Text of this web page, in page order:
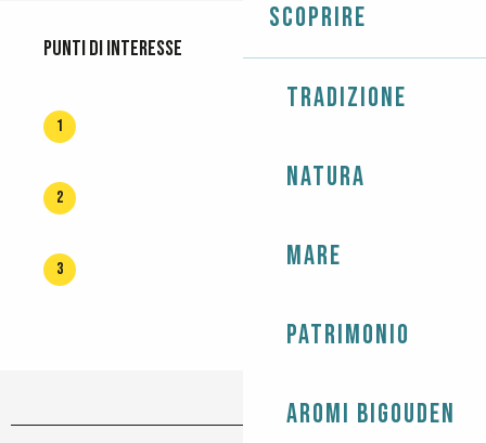
Scoprire
Tradizione
Natura
Mare
Patrimonio
Aromi Bigouden
Punti di interesse
1
2
3